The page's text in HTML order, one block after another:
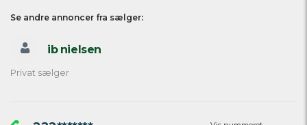
Se andre annoncer fra sælger:
ib nielsen
Privat sælger